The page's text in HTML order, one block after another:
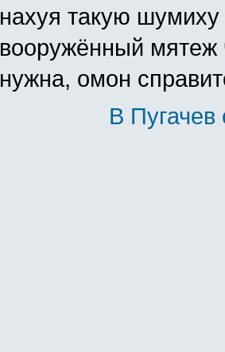
нахуя такую
вооружённый мятеж
нужна, омон
В Пугачев